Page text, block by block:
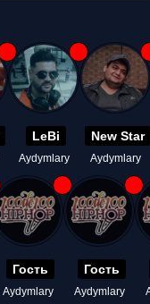
LeBi
Aydymlary
New Star
Aydymlary
Гость
Aydymlary
Гость
Aydymlary